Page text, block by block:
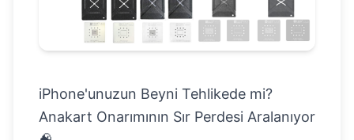
iPhone'unuzun Beyni Tehlikede mi?
Anakart Onarımının Sır Perdesi Aralanıyor